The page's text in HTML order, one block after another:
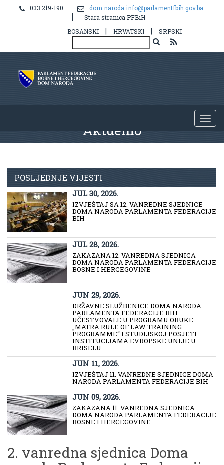
033 219-190
dom.naroda.info@parlamentfbih.gov.ba
Stara stranica PFBiH
BOSANSKI
| HRVATSKI | SRPSKI
Aktuelno
POSLJEDNJE VIJESTI
JUL 30, 2026.
IZVJEŠTAJ SA 12. VANREDNE SJEDNICE
DOMA NARODA PARLAMENTA FEDERACIJE
BIH
JUL 28, 2026.
ZAKAZANA 12. VANREDNA SJEDNICA
DOMA NARODA PARLAMENTA FEDERACIJE
BOSNE I HERCEGOVINE
JUN 29, 2026.
DRŽAVNE SLUŽBENICE DOMA NARODA
PARLAMENTA FEDERACIJE BIH
UČESTVOVALE U PROGRAMU OBUKE
„MATRA RULE OF LAW TRAINING
PROGRAMME“ I STUDIJSKOJ POSJETI
INSTITUCIJAMA EVROPSKE UNIJE U
BRISELU
JUN 11, 2026.
IZVJEŠTAJ 11. VANREDNE SJEDNICE DOMA
NARODA PARLAMENTA FEDERACIJE BIH
JUN 09, 2026.
ZAKAZANA 11. VANREDNA SJEDNICA
DOMA NARODA PARLAMENTA FEDERACIJE
BOSNE I HERCEGOVINE
2. vanredna sjednica Doma